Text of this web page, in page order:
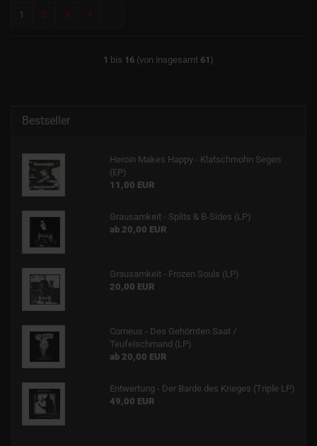
1 2 3 4 »
1 bis 16 (von insgesamt 61)
Bestseller
Heroin Makes Happy - Klatschmohn Segen
(EP)
11,00 EUR
Grausamkeit - Splits & B-Sides (LP)
ab 20,00 EUR
Grausamkeit - Frozen Souls (LP)
20,00 EUR
Corneus - Des Gehörnten Saat /
Teufelschmand (LP)
ab 20,00 EUR
Entwertung - Der Barde des Krieges (Triple LP)
49,00 EUR